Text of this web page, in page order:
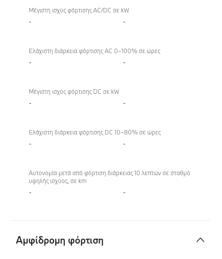
Μέγιστη ισχύς φόρτισης AC/DC σε kW
- -
Ελάχιστη διάρκεια φόρτισης AC 0–100% σε ώρες
- -
Μέγιστη ισχύς φόρτισης DC σε kW
- -
Ελάχιστη διάρκεια φόρτισης DC 10–80% σε ώρες
- -
Αυτονομία μετά από φόρτιση διάρκειας 10 λεπτών σε σταθμό
υψηλής ισχύος, σε km
- -
Aμφίδρομη φόρτιση